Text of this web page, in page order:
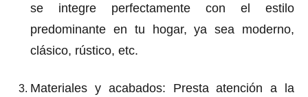
se integre perfectamente con el estilo
predominante en tu hogar, ya sea moderno,
clásico, rústico, etc.
Materiales y acabados: Presta atención a la